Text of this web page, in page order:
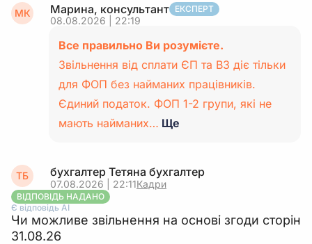
МК Марина, консультант ЕКСПЕРТ
08.08.2026 | 22:19
Все правильно Ви розумієте.
Звільнення від сплати ЄП та ВЗ діє тільки
для ФОП без найманих працівників.
Єдиний податок. ФОП 1-2 групи, які не
мають найманих… Ще
ТБ бухгалтер Тетяна бухгалтер
07.08.2026 | 22:11Кадри
ВІДПОВІДЬ НАДАНО
Є відповідь АІ
Чи можливе звільнення на основі згоди сторін
31.08.26